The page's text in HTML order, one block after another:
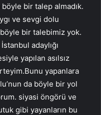
bir talep almadık.
ve sevgi dolu
bir talebimiz yok.
adaylığı
yapılan asılsız
yapanlara
da böyle bir yol
siyasi öngörü ve
gibi yayanların bu